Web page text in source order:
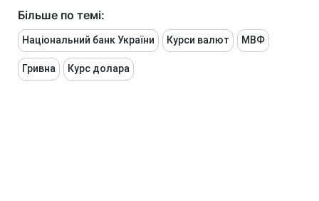
Більше по темі:
Національний банк України Курси валют МВФ
Гривна Курс долара